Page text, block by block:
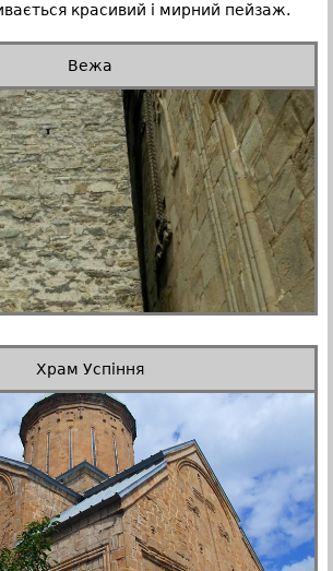
красивий і мирний пейзаж.
Вежа
Храм Успіння